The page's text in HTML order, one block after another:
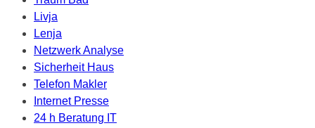
Livja
Lenja
Netzwerk Analyse
Sicherheit Haus
Telefon Makler
Internet Presse
24 h Beratung IT